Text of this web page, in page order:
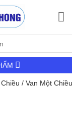
/ Van Một